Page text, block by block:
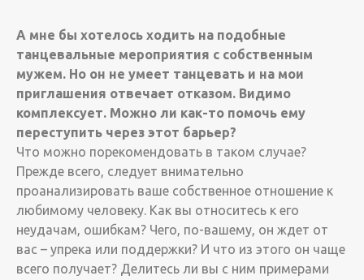
А мне бы хотелось ходить на подобные
танцевальные мероприятия с собственным
мужем. Но он не умеет танцевать и на мои
приглашения отвечает отказом. Видимо
комплексует. Можно ли как-то помочь ему
переступить через этот барьер?
Что можно порекомендовать в таком случае?
Прежде всего, следует внимательно
проанализировать ваше собственное отношение к
любимому человеку. Как вы относитесь к его
неудачам, ошибкам? Чего, по-вашему, он ждет от
вас – упрека или поддержки? И что из этого он чаще
всего получает? Делитесь ли вы с ним примерами